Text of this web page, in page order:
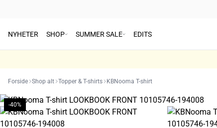
NYHETER SHOP SUMMER SALE EDITS
Forside Shop alt Topper & T-shirts KBNooma T-shirt
-40%